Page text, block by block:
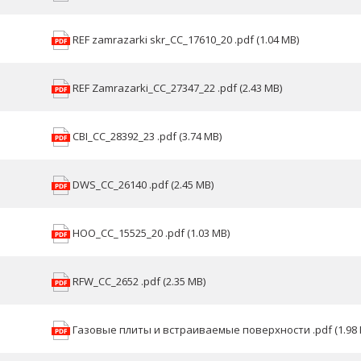
REF zamrazarki skr_CC_17610_20 .pdf (1.04 MB)
REF Zamrazarki_CC_27347_22 .pdf (2.43 MB)
CBI_CC_28392_23 .pdf (3.74 MB)
DWS_CC_26140 .pdf (2.45 MB)
HOO_CC_15525_20 .pdf (1.03 MB)
RFW_CC_2652 .pdf (2.35 MB)
Газовые плиты и встраиваемые поверхности .pdf (1.98